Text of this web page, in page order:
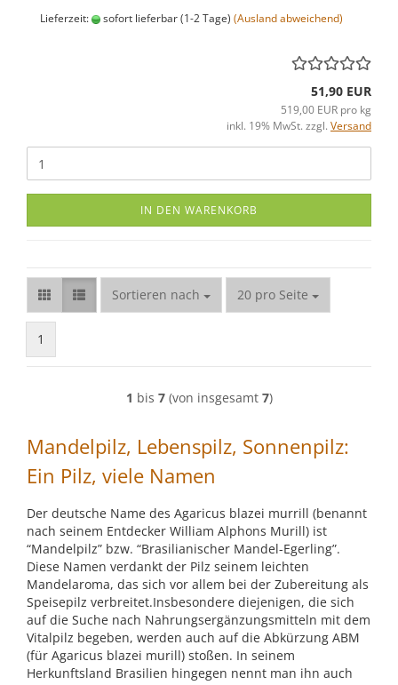
Lieferzeit: sofort lieferbar (1-2 Tage) (Ausland abweichend)
51,90 EUR
519,00 EUR pro kg
inkl. 19% MwSt. zzgl. Versand
IN DEN WARENKORB
Sortieren nach
Sortieren nach 20 pro Seite
pro Seite
1
1 bis 7(von insgesamt 7)
Mandelpilz, Lebenspilz, Sonnenpilz:
Ein Pilz, viele Namen
Der deutsche Name des Agaricus blazei murrill (benannt
nach seinem Entdecker William Alphons Murill) ist
“Mandelpilz” bzw. “Brasilianischer Mandel-Egerling”.
Diese Namen verdankt der Pilz seinem leichten
Mandelaroma, das sich vor allem bei der Zubereitung als
Speisepilz verbreitet.Insbesondere diejenigen, die sich
auf die Suche nach Nahrungsergänzungsmitteln mit dem
Vitalpilz begeben, werden auch auf die Abkürzung ABM
(für Agaricus blazei murill) stoßen. In seinem
Herkunftsland Brasilien hingegen nennt man ihn auch